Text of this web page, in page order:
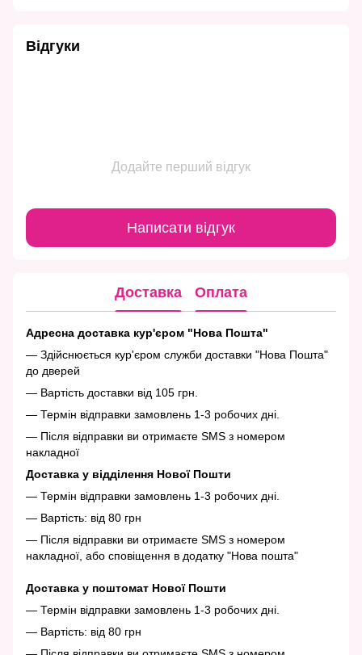
Відгуки
Додайте перший відгук
Написати відгук
Доставка Оплата
Адресна доставка кур'єром "Нова Пошта"
— Здійснюється кур'єром служби доставки "Нова Пошта"
до дверей
— Вартість доставки від 105 грн.
— Термін відправки замовлень 1-3 робочих дні.
— Після відправки ви отримаєте SMS з номером
накладної
Доставка у відділення Нової Пошти
— Термін відправки замовлень 1-3 робочих дні.
— Вартість: від 80 грн
— Після відправки ви отримаєте SMS з номером
накладної, або сповіщення в додатку "Нова пошта"
Доставка у поштомат Нової Пошти
— Термін відправки замовлень 1-3 робочих дні.
— Вартість: від 80 грн